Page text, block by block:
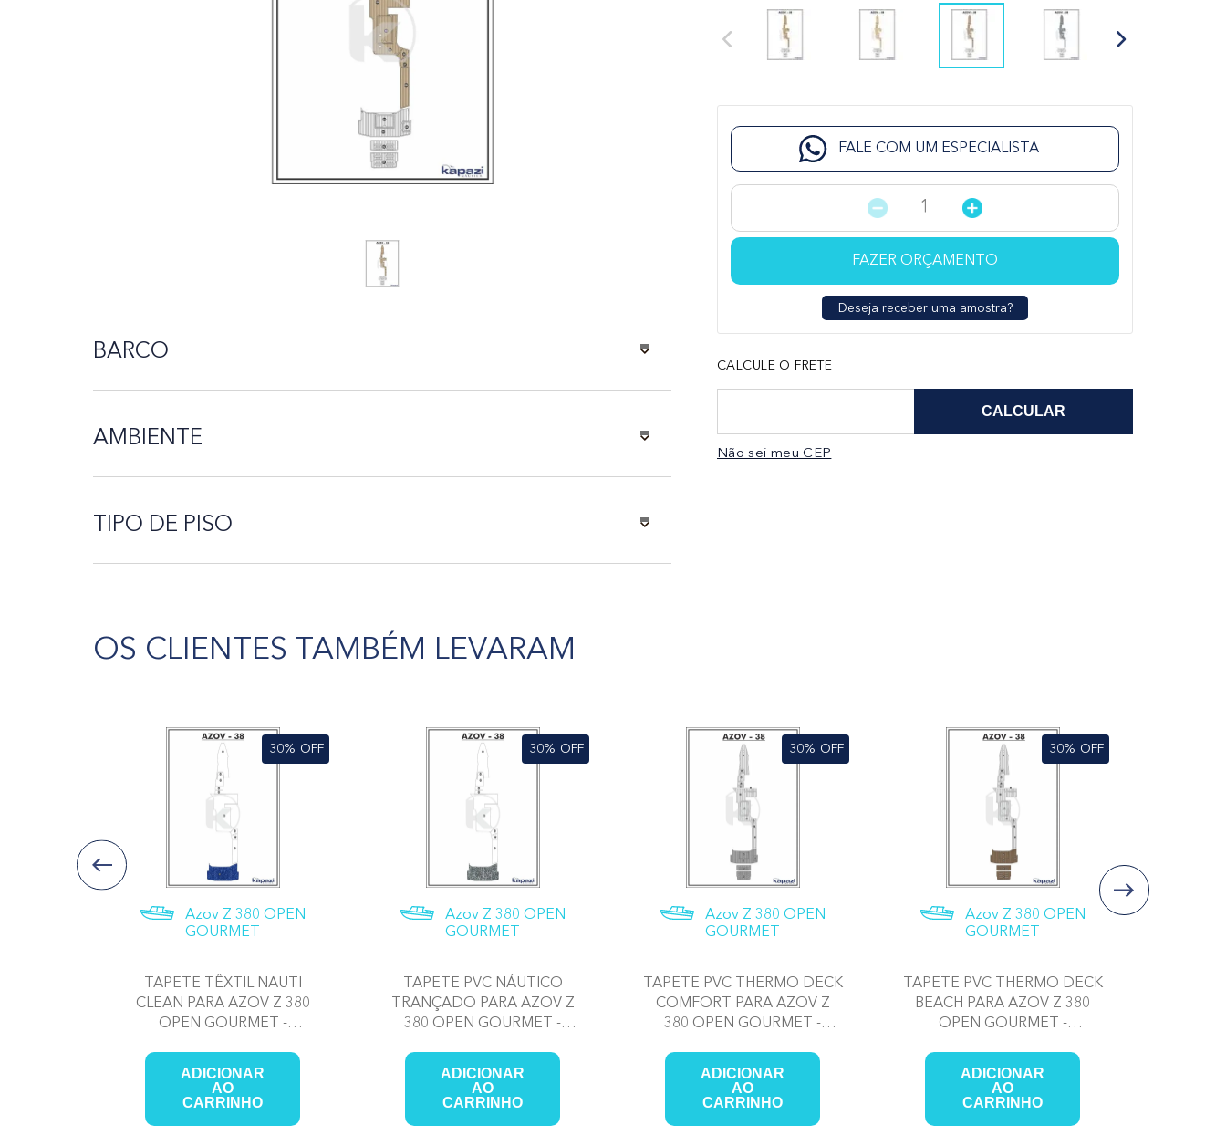
BARCO
AMBIENTE
TIPO DE PISO
FALE COM UM ESPECIALISTA
FAZER ORÇAMENTO
Deseja receber uma amostra?
CALCULE O FRETE
Não sei meu CEP
OS CLIENTES TAMBÉM LEVARAM
30% OFF
Azov Z 380 OPEN
GOURMET
TAPETE TÊXTIL NAUTI
CLEAN PARA AZOV Z 380
OPEN GOURMET -
ADICIONAR
AO
CARRINHO
30% OFF
Azov Z 380 OPEN
GOURMET
TAPETE PVC NÁUTICO
TRANÇADO PARA AZOV Z
380 OPEN GOURMET -
ADICIONAR
AO
CARRINHO
30% OFF
Azov Z 380 OPEN
GOURMET
TAPETE PVC THERMO DECK
COMFORT PARA AZOV Z
380 OPEN GOURMET -
ADICIONAR
AO
CARRINHO
30% OFF
Azov Z 380 OPEN
GOURMET
TAPETE PVC THERMO DECK
BEACH PARA AZOV Z 380
OPEN GOURMET -
ADICIONAR
AO
CARRINHO
amostra - tapete pvc náutico trançado